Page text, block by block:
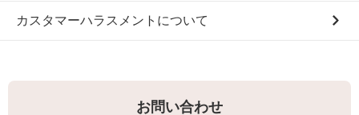
カスタマーハラスメントについて
お問い合わせ